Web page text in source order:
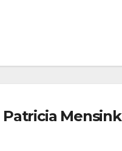
Patricia Mensink